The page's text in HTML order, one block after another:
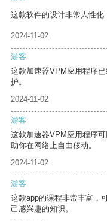
这款软件的设计非常人性化
2024-11-02
游客
这款加速器VPM应用程序
护。
2024-11-02
游客
这款加速器VPM应用程序
助你在网络上自由移动。
2024-11-02
游客
这款app的课程非常丰富，
己感兴趣的知识。